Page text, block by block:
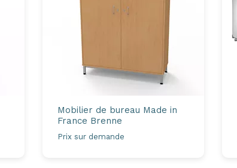
Mobilier de bureau Made in
France Brenne
Prix sur demande